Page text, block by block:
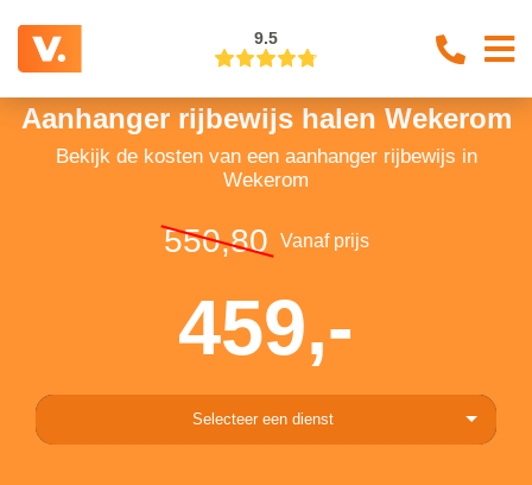
9.5
Aanhanger rijbewijs halen Wekerom
Bekijk de kosten van een aanhanger rijbewijs in
Wekerom
550,80 Vanaf prijs
459,-
Selecteer een dienst